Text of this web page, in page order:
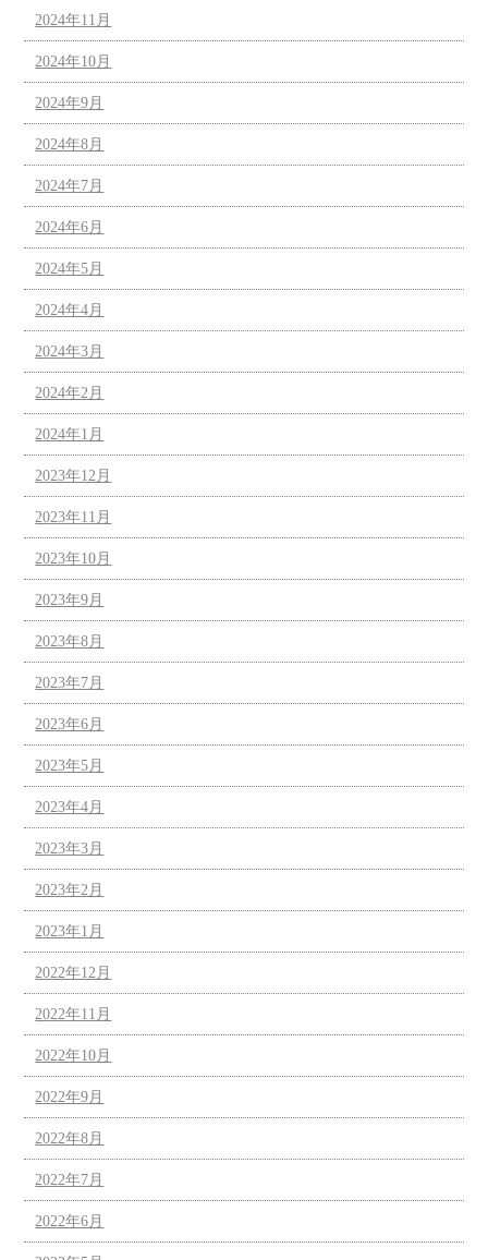
2024年11月
2024年10月
2024年9月
2024年8月
2024年7月
2024年6月
2024年5月
2024年4月
2024年3月
2024年2月
2024年1月
2023年12月
2023年11月
2023年10月
2023年9月
2023年8月
2023年7月
2023年6月
2023年5月
2023年4月
2023年3月
2023年2月
2023年1月
2022年12月
2022年11月
2022年10月
2022年9月
2022年8月
2022年7月
2022年6月